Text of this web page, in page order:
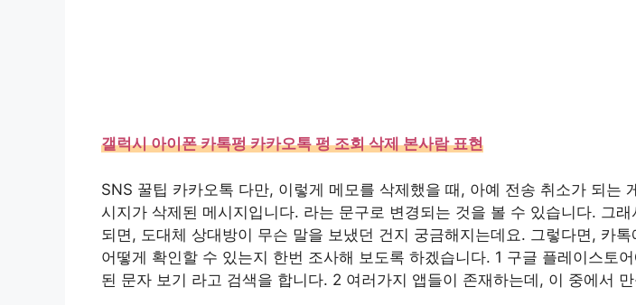
갤럭시 아이폰 카톡펑 카카오톡 펑 조회 삭제 본사람 표현
SNS 꿀팁 카카오톡 다만, 이렇게 메모를 삭제했을 때, 아예 전송 취소가 되는
시지가 삭제된 메시지입니다. 라는 문구로 변경되는 것을 볼 수 있습니다. 그
되면, 도대체 상대방이 무슨 말을 보냈던 건지 궁금해지는데요. 그렇다면, 카
어떻게 확인할 수 있는지 한번 조사해 보도록 하겠습니다. 1 구글 플레이스토
된 문자 보기 라고 검색을 합니다. 2 여러가지 앱들이 존재하는데, 이 중에서